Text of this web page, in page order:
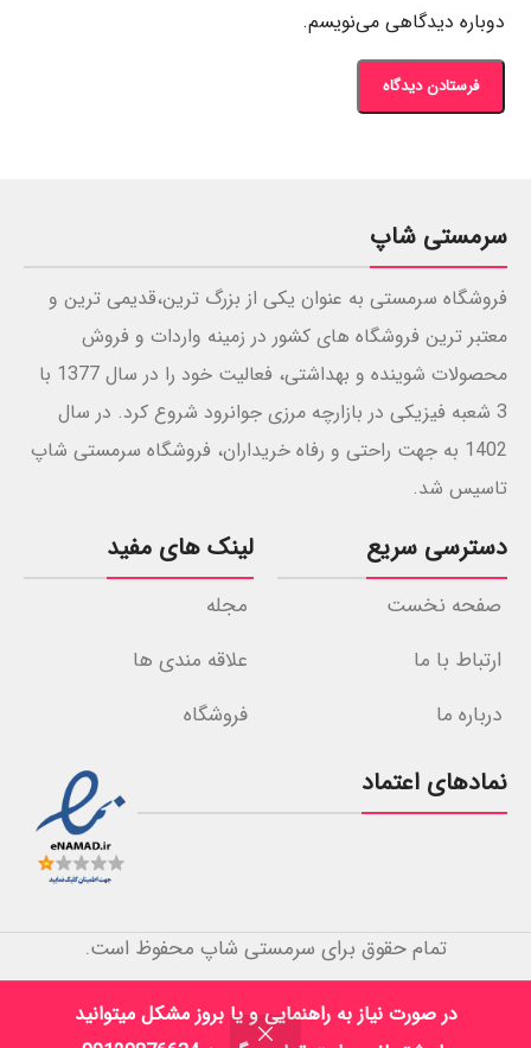
در صورت نیاز به راهنمایی و یا بروز مشکل میتوانید
دوباره دیدگاهی می‌نویسم.
سرمستی شاپ
فروشگاه سرمستی به عنوان یکی از بزرگ ترین،قدیمی ترین و
معتبر ترین فروشگاه های کشور در زمینه واردات و فروش
محصولات شوینده و بهداشتی، فعالیت خود را در سال 1377 با
3 شعبه فیزیکی در بازارچه مرزی جوانرود شروع کرد. در سال
1402 به جهت راحتی و رفاه خریداران، فروشگاه سرمستی شاپ
تاسیس شد.
دسترسی سریع
صفحه نخست
ارتباط با ما
درباره ما
لینک های مفید
مجله
علاقه مندی ها
فروشگاه
نمادهای اعتماد
تمام حقوق برای سرمستی شاپ محفوظ است.
آژانس دیجیتال مارکتینگ زندینو